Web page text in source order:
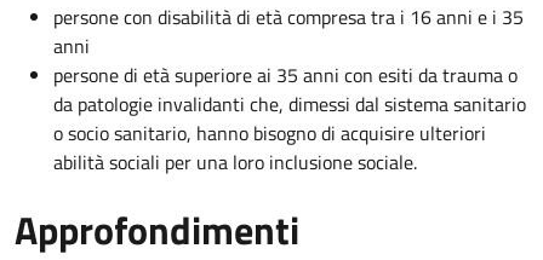
persone con disabilità di età compresa tra i 16 anni e i 35
anni
persone di età superiore ai 35 anni con esiti da trauma o
da patologie invalidanti che, dimessi dal sistema sanitario
o socio sanitario, hanno bisogno di acquisire ulteriori
abilità sociali per una loro inclusione sociale.
Approfondimenti